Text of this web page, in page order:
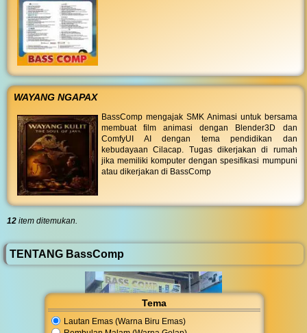
Tema
Lautan Emas (Warna Biru Emas)
WAYANG NGAPAX
BassComp mengajak SMK Animasi untuk bersama
membuat film animasi dengan Blender3D dan
ComfyUI AI dengan tema pendidikan dan
kebudayaan Cilacap. Tugas dikerjakan di rumah
jika memiliki komputer dengan spesifikasi mumpuni
atau dikerjakan di BassComp
12 item ditemukan.
TENTANG BassComp